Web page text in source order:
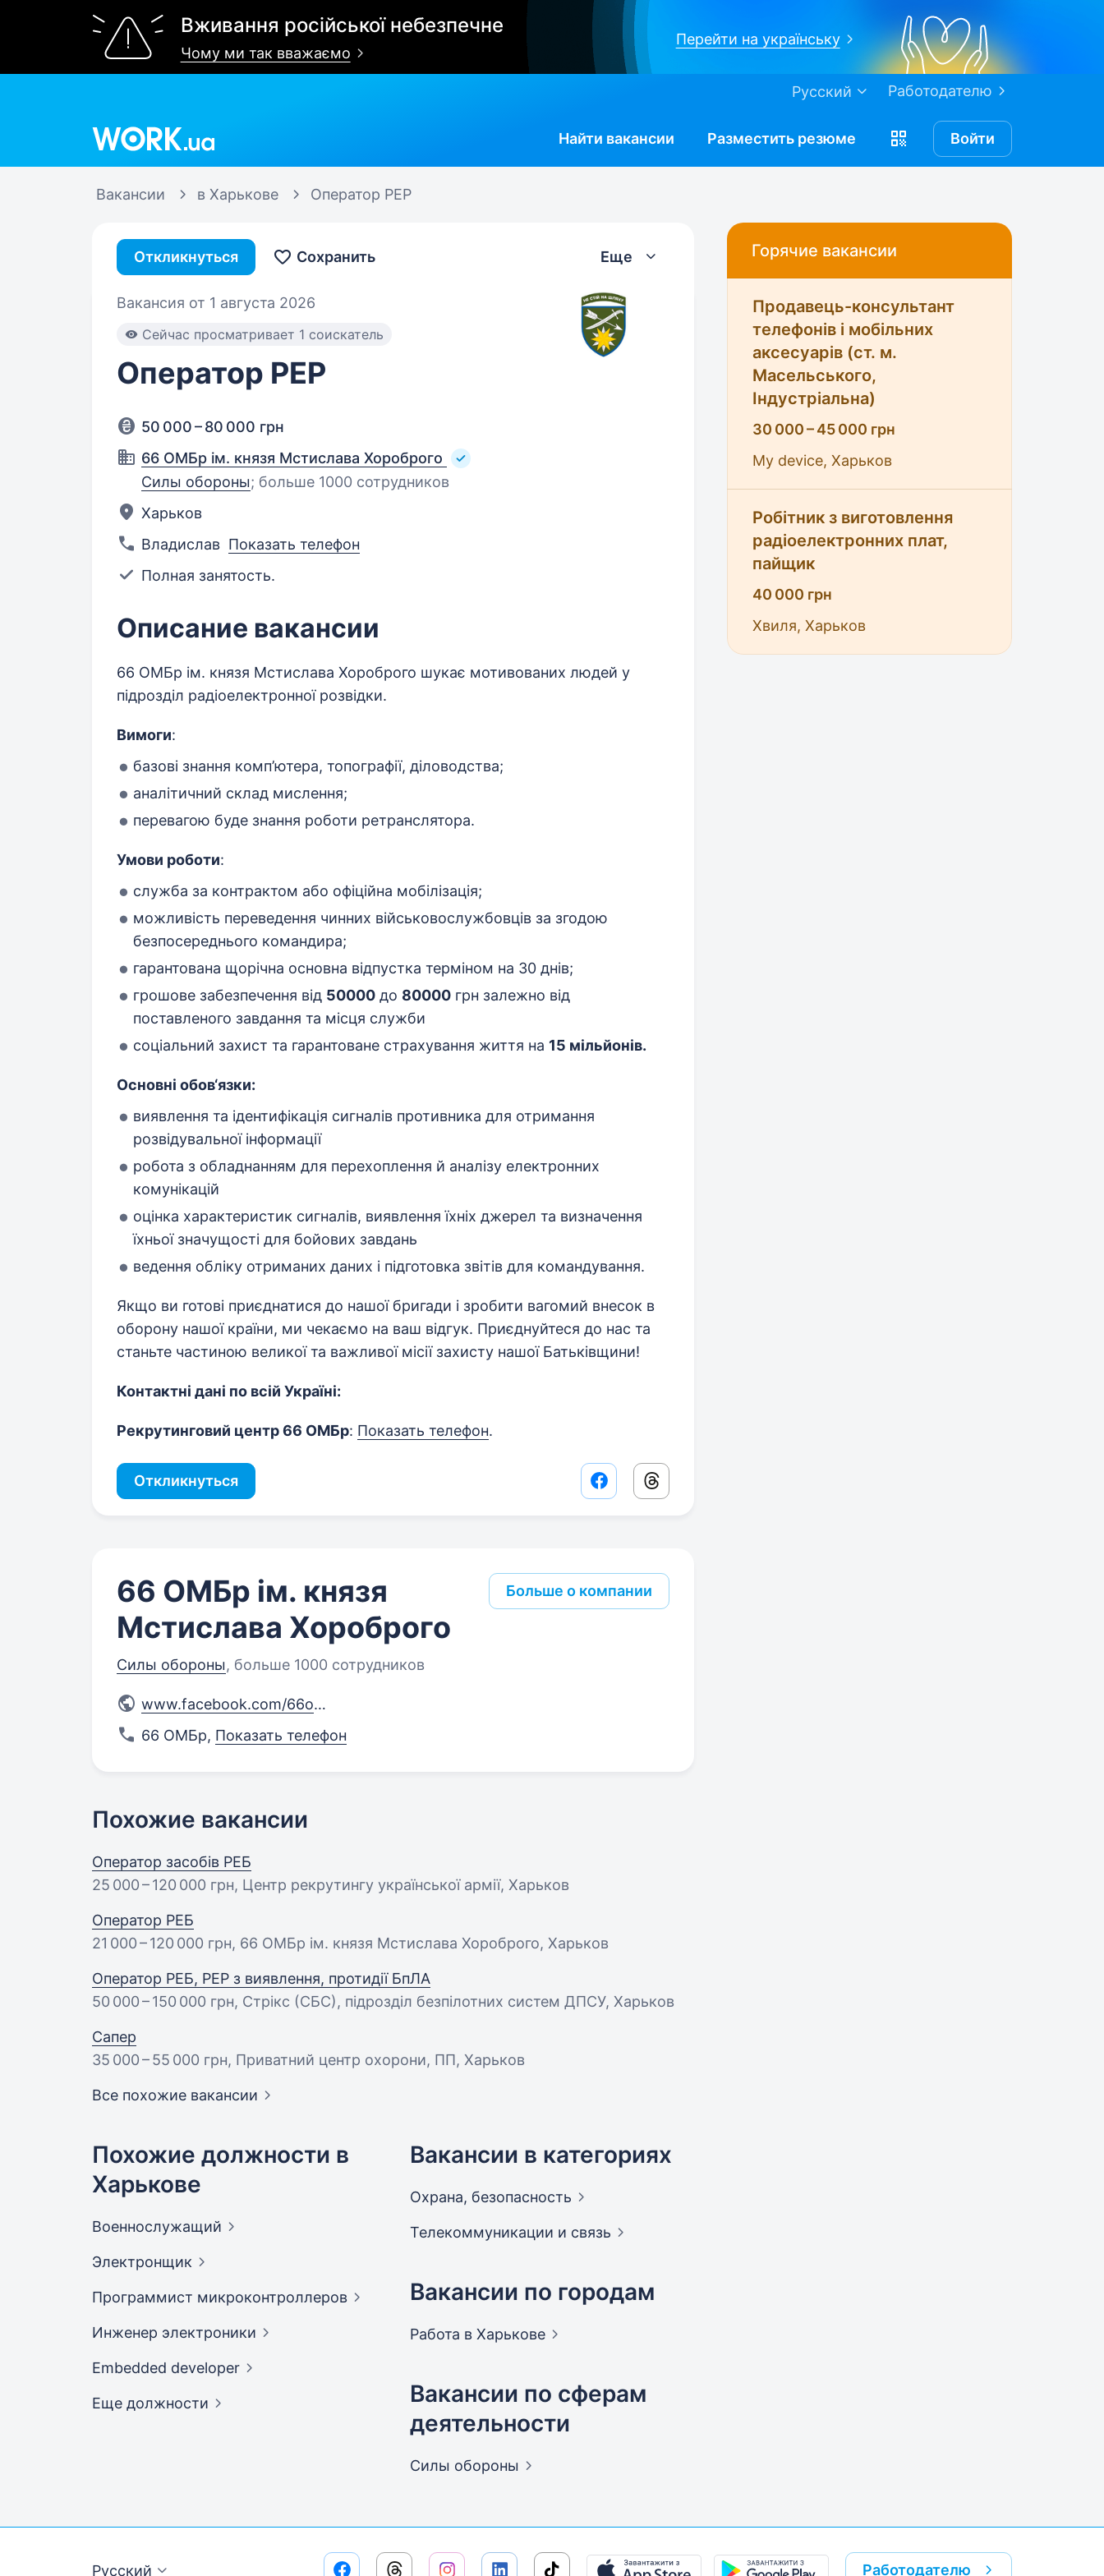
Вживання російської небезпечне
Чому ми так вважаємо
Перейти на українську
Работодателю
Русский
Найти вакансии Разместить резюме Войти
Вакансии в Харькове Оператор РЕР
Откликнуться Сохранить Еще
Вакансия от 1 августа 2026
Cейчас просматривает 1 соискатель
Оператор РЕР
50 000 – 80 000 грн
66 ОМБр ім. князя Мстислава Хороброго
Силы обороны; больше 1000 сотрудников
Харьков
Владислав Показать телефон
Полная занятость.
Описание вакансии
66 ОМБр ім. князя Мстислава Хороброго шукає мотивованих людей у
підрозділ радіоелектронної розвідки.
Вимоги:
базові знання комп’ютера, топографії, діловодства;
аналітичний склад мислення;
перевагою буде знання роботи ретранслятора.
Умови роботи:
служба за контрактом або офіційна мобілізація;
можливість переведення чинних військовослужбовців за згодою
безпосереднього командира;
гарантована щорічна основна відпустка терміном на 30 днів;
грошове забезпечення від 50000 до 80000 грн залежно від
поставленого завдання та місця служби
соціальний захист та гарантоване страхування життя на 15 мільйонів.
Основні обов‘язки:
виявлення та ідентифікація сигналів противника для отримання
розвідувальної інформації
робота з обладнанням для перехоплення й аналізу електронних
комунікацій
оцінка характеристик сигналів, виявлення їхніх джерел та визначення
їхньої значущості для бойових завдань
ведення обліку отриманих даних і підготовка звітів для командування.
Якщо ви готові приєднатися до нашої бригади і зробити вагомий внесок в
оборону нашої країни, ми чекаємо на ваш відгук. Приєднуйтеся до нас та
станьте частиною великої та важливої місії захисту нашої Батьківщини!
Контактні дані по всій Україні:
Рекрутинговий центр 66 ОМБр: Показать телефон.
Откликнуться Facebook share link
Threads share link
66 ОМБр ім. князя
Мстислава Хороброго
Силы обороны, больше 1000 сотрудников
Больше о компании
www.facebook.com/66ombr/
66 ОМБр, Показать телефон
Похожие вакансии
Оператор засобів РЕБ
25 000 – 120 000 грн, Центр рекрутингу української армії, Харьков
Оператор РЕБ
21 000 – 120 000 грн, 66 ОМБр ім. князя Мстислава Хороброго, Харьков
Оператор РЕБ, РЕР з виявлення, протидії БпЛА
50 000 – 150 000 грн, Стрікс (СБС), підрозділ безпілотних систем ДПСУ, Харьков
Сапер
35 000 – 55 000 грн, Приватний центр охорони, ПП, Харьков
Все похожие вакансии
Похожие должности в
Харькове
Военнослужащий
Электронщик
Программист микроконтроллеров
Инженер электроники
Embedded developer
Еще должности
Вакансии в категориях
Охрана, безопасность
Телекоммуникации и связь
Вакансии по городам
Работа в Харькове
Вакансии по сферам
деятельности
Силы обороны
Горячие вакансии
Продавець-консультант
телефонів і мобільних
аксесуарів (ст. м.
Масельського,
Індустріальна)
30 000 – 45 000 грн
My device, Харьков
Робітник з виготовлення
радіоелектронних плат,
пайщик
40 000 грн
Хвиля, Харьков
Русский Работодателю